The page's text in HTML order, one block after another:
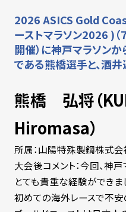
2026 ASICS Gold
ーストマラソン2026 )（７
開催）に神戸マラソン
である熊橋選手と、酒
熊橋 弘将（
Hiromasa）
所属：山陽特殊製鋼株式
大会後コメント：今回、神
とても貴重な経験ができま
初めての海外レースで不安